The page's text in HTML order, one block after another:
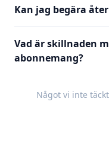
Kan jag begära
Vad är skillnaden
abonnemang?
Något vi inte